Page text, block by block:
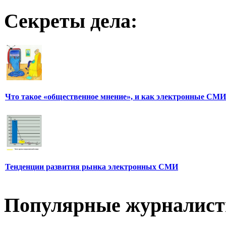
Секреты дела:
Что такое «общественное мнение», и как электронные СМИ
Тенденции развития рынка электронных СМИ
Популярные